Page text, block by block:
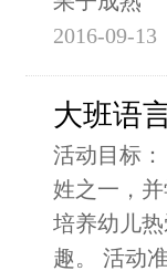
2016-09-13
大班语
活动目标
姓之一，
培养幼儿
趣。 活动